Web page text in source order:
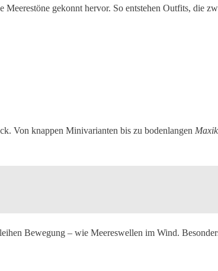
gekonnt hervor. So entstehen Outfits, die
Von knappen Minivarianten bis zu bodenlangen
Bewegung – wie Meereswellen im Wind.